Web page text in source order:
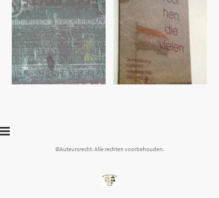
©Auteursrecht. Alle rechten voorbehouden.